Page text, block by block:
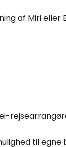
af Miri eller
til egne